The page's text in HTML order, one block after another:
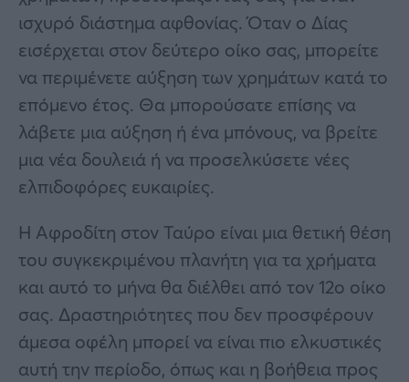
ισχυρό διάστημα αφθονίας. Όταν ο Δίας
εισέρχεται στον δεύτερο οίκο σας, μπορείτε
να περιμένετε αύξηση των χρημάτων κατά το
επόμενο έτος. Θα μπορούσατε επίσης να
λάβετε μια αύξηση ή ένα μπόνους, να βρείτε
μια νέα δουλειά ή να προσελκύσετε νέες
ελπιδοφόρες ευκαιρίες.
Η Αφροδίτη στον Ταύρο είναι μια θετική θέση
του συγκεκριμένου πλανήτη για τα χρήματα
και αυτό το μήνα θα διέλθει από τον 12ο οίκο
σας. Δραστηριότητες που δεν προσφέρουν
άμεσα οφέλη μπορεί να είναι πιο ελκυστικές
αυτή την περίοδο, όπως και η βοήθεια προς